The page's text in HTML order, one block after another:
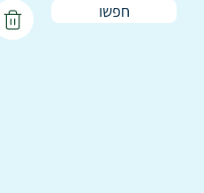
חפשו